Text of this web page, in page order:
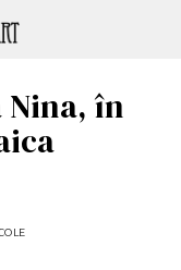
în